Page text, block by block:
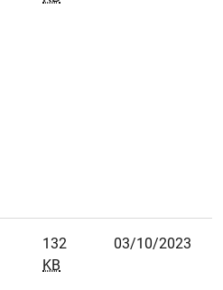
132
KB
03/10/2023